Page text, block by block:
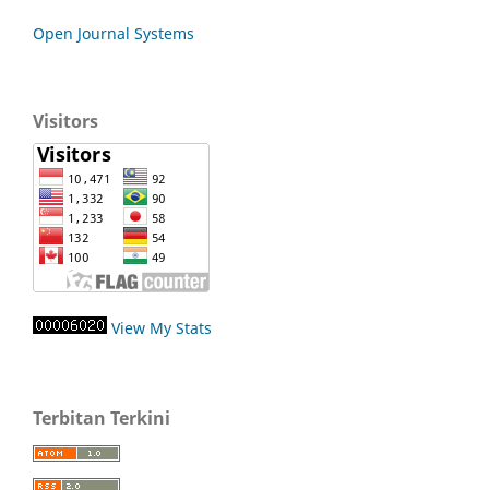
Open Journal Systems
Visitors
View My Stats
Terbitan Terkini